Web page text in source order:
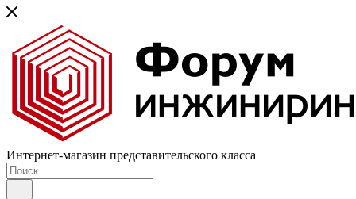
Интернет-магазин представительского класса